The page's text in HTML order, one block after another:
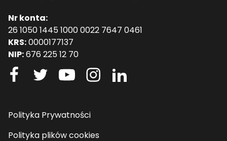
Nr konta:
26 1050 1445 1000 0022 7647 0461
KRS:0000177137
NIP:676 225 12 70
Polityka Prywatności
Polityka plików cookies